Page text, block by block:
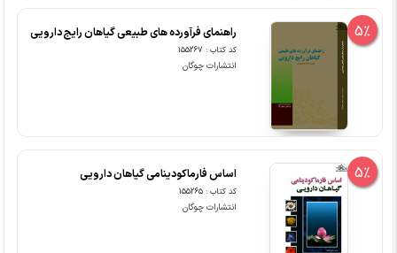
5% راهنمای فرآورده های طبیعی گیاهان رایج دارویی
کد کتاب : 155267
انتشارات چوگان
5% اساس فارماکودینامی گیاهان دارویی
کد کتاب : 155265
انتشارات چوگان